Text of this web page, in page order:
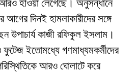
হাওয়া লেগেছে। অনুসন্ধানে
আগের দিনই হামলাকারীদের সঙ্গে
উপাচার্য কাজী রফিকুল ইসলাম।
ইতোমধ্যে গণমাধ্যমকর্মীদের
আরও ঘোলাটে করে